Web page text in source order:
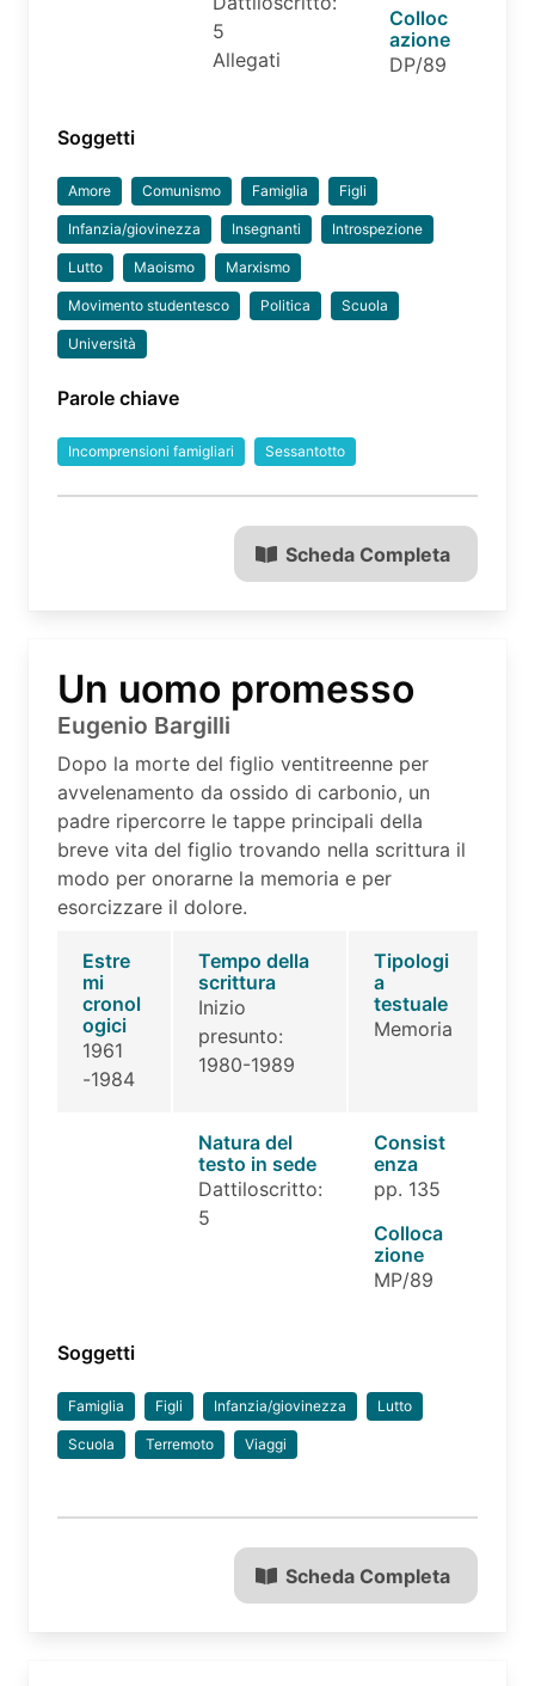
5
Allegati
Colloc
azione
DP/89
Soggetti
Amore Comunismo Famiglia Figli
Infanzia/giovinezza Insegnanti Introspezione
Lutto Maoismo Marxismo
Movimento studentesco Politica Scuola
Università
Parole chiave
Incomprensioni famigliari Sessantotto
Scheda Completa
Un uomo promesso
Eugenio Bargilli
Dopo la morte del figlio ventitreenne per
avvelenamento da ossido di carbonio, un
padre ripercorre le tappe principali della
breve vita del figlio trovando nella scrittura il
modo per onorarne la memoria e per
esorcizzare il dolore.
Estre
mi
cronol
ogici
1961
-1984
Tempo della
scrittura
Inizio
presunto:
1980-1989
Tipologi
a
testuale
Memoria
Natura del
testo in sede
Dattiloscritto:
5
Consist
enza
pp. 135
Colloca
zione
MP/89
Soggetti
Famiglia Figli Infanzia/giovinezza Lutto
Scuola Terremoto Viaggi
Scheda Completa